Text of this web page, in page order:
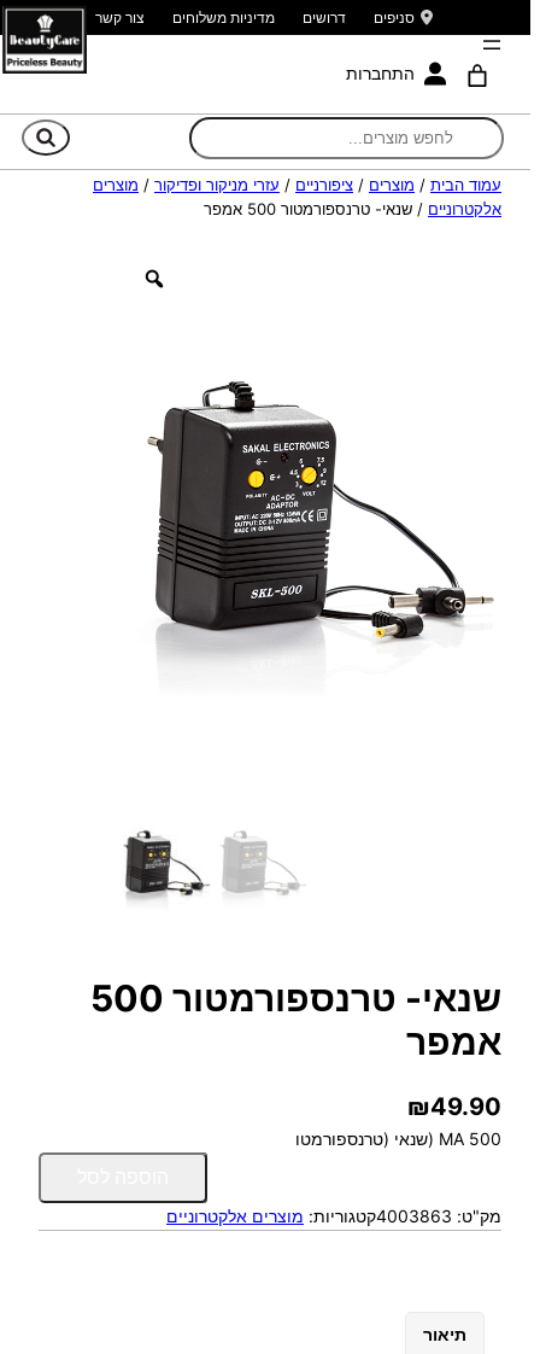
סניפים דרושים מדיניות משלוחים צור קשר
התחברות
עמוד הבית / מוצרים / ציפורניים / עזרי מניקור ופדיקור / מוצרים
אלקטרוניים / שנאי- טרנספורמטור 500 אמפר
שנאי- טרנספורמטור 500
אמפר
₪49.90
MA 500 (שנאי (טרנספורמטו
כ
ו
מק"ט: 4003863קטגוריות: מוצרים אלקטרוניים
תיאור